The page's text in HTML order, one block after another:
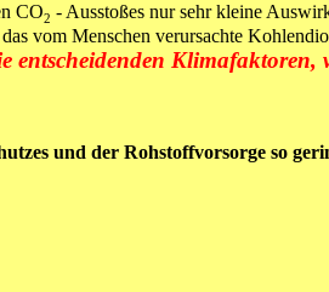
CO2 - Ausstoßes nur sehr kleine
vom Menschen verursachte
entscheidenden Klimafaktoren,
und der Rohstoffvorsorge so